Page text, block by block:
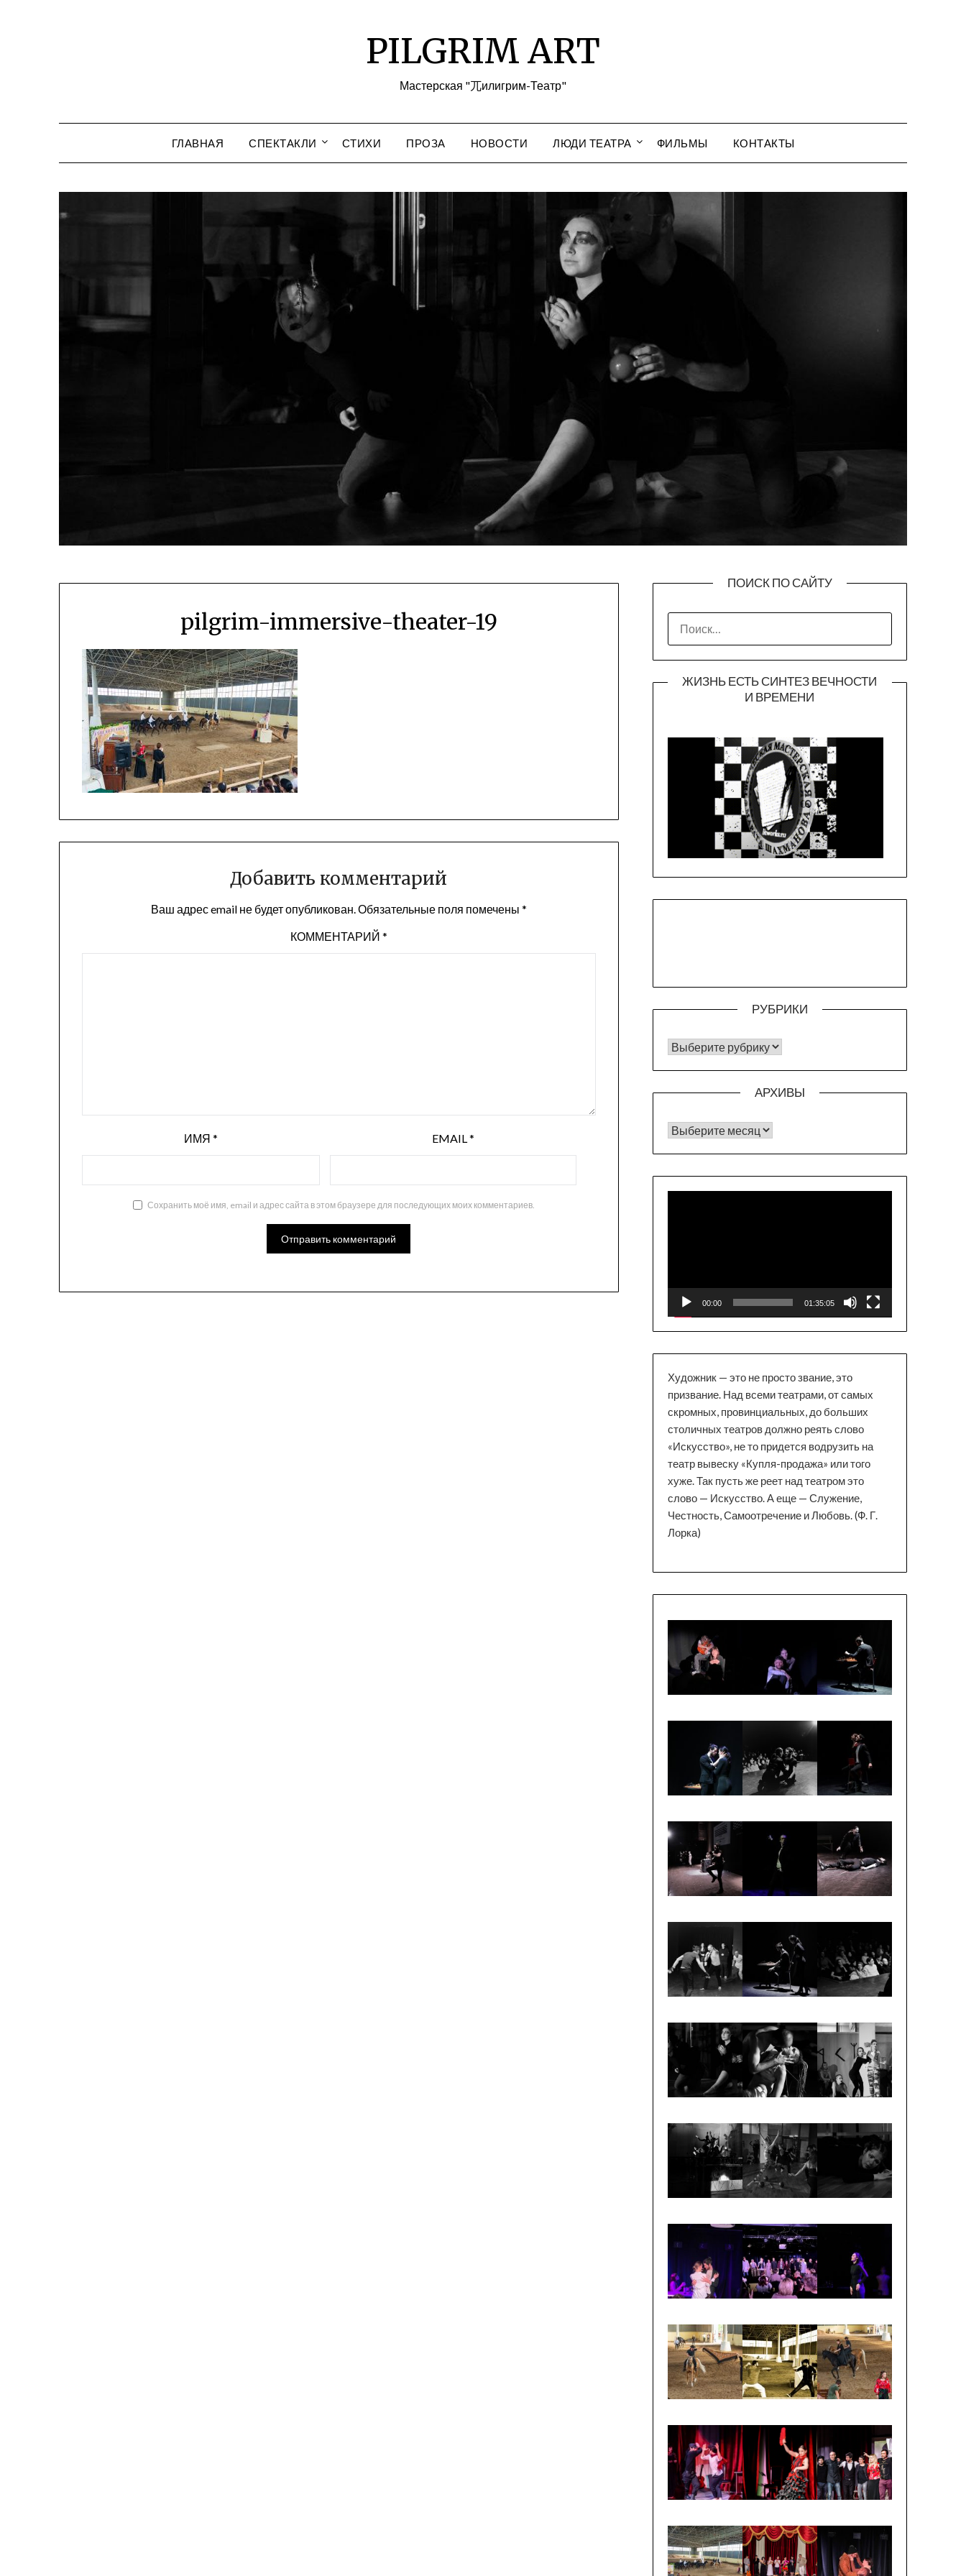
PILGRIM ART
Мастерская "兀илигрим-Театр"
ГЛАВНАЯ СПЕКТАКЛИ СТИХИ ПРОЗА НОВОСТИ ЛЮДИ ТЕАТРА ФИЛЬМЫ КОНТАКТЫ
pilgrim-immersive-theater-19
Добавить комментарий
Ваш адрес email не будет опубликован.Обязательные поля помечены *
КОММЕНТАРИЙ *
ИМЯ* EMAIL*
Сохранить моё имя, email и адрес сайта в этом браузере для последующих моих комментариев.
ПОИСК ПО САЙТУ
ЖИЗНЬ ЕСТЬ СИНТЕЗ ВЕЧНОСТИ
И ВРЕМЕНИ
РУБРИКИ
РУБРИКИ
АРХИВЫ
Архивы
00:00 01:35:05
Художник — это не просто звание, это
призвание. Над всеми театрами, от самых
скромных, провинциальных, до больших
столичных театров должно реять слово
«Искусство», не то придется водрузить на
театр вывеску «Купля-продажа» или того
хуже. Так пусть же реет над театром это
слово — Искусство. А еще — Служение,
Честность, Самоотречение и Любовь. (Ф. Г.
Лорка)